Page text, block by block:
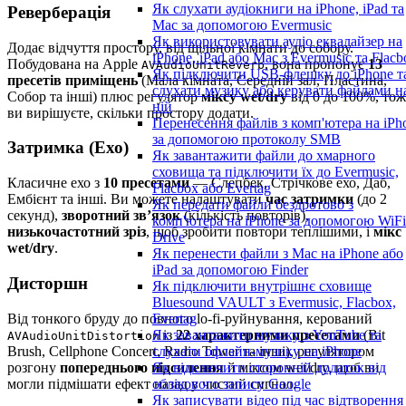
Як слухати аудіокниги на iPhone, iPad та
Mac за допомогою Evermusic
Як використовувати аудіо еквалайзер на
iPhone, iPad або Mac з Evermusic та
Як підключити USB-флешку до iPhone
слухати музику або керувати файлами
ній
Перенесення файлів з комп'ютера на
за допомогою протоколу SMB
Як завантажити файли до хмарного
сховища та підключити їх до Evermusic,
Flacbox або Evertag
Як передати файли бездротово з
комп'ютера на iPhone за допомогою
Drive
Як перенести файли з Mac на iPhone або
iPad за допомогою Finder
Як підключити внутрішнє сховище
Bluesound VAULT з Evermusic, Flacbox,
Evertag
Як завантажити музику з YouTube та
слухати офлайн-музику на iPhone
Як відключити сторонній додаток від
облікового запису Google
Як записувати відео під час відтворення
Реверберація
Додає відчуття простору, від щільної кімнати до собору.
Побудована на Apple AVAudioUnitReverb, вона пропонує13
пресетів приміщень(Мала кімната, Середній зал, Пластина,
Собор та інші) плюс регуляторміксу wet/dryвід 0 до 100%, тож
ви вирішуєте, скільки простору додати.
Затримка (Ехо)
Класичне ехо з 10 пресетами— Слепбек, Стрічкове ехо, Даб,
Ембієнт та інші. Ви можете налаштуватичас затримки (до 2
секунд), зворотний зв’язок(кількість повторів),
низькочастотний зріз, щоб зробити повтори теплішими, імікс
wet/dry.
Дисторшн
Від тонкого бруду до повного lo-fi-руйнування, керований
AVAudioUnitDistortionіз22 характерними пресетами(Bit
Brush, Cellphone Concert, Radio Tower та інші), регулятором
розгону попереднього підсиленняй міксом wet/dry, щоб ви
могли підмішати ефект назад у чистий сигнал.